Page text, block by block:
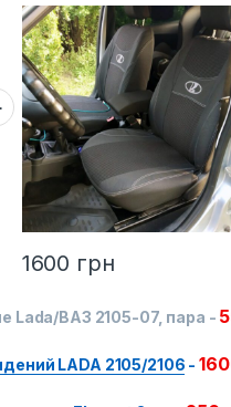
1600 грн
Lada/ВАЗ 2105-07, пара -
LADA 2105/2106 -